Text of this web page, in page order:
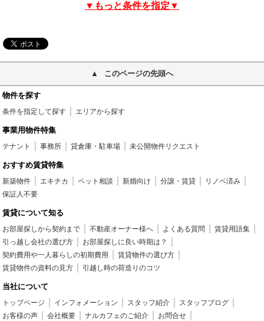
▼もっと条件を指定▼
このページの先頭へ
物件を探す
条件を指定して探す エリアから探す
事業用物件特集
テナント 事務所 貸倉庫・駐車場 未公開物件リクエスト
おすすめ賃貸特集
新築物件 エキチカ ペット相談 新婚向け 分譲・賃貸
リノベ済み
保証人不要
賃貸について知る
お部屋探しから契約まで 不動産オーナー様へ よくある質問
賃貸用語集
引っ越し会社の選び方
お部屋探しに良い時期は？
契約費用や一人暮らしの初期費用
賃貸物件の選び方
賃貸物件の資料の見方
引越し時の荷造りのコツ
当社について
トップページ インフォメーション スタッフ紹介
スタッフブログ
お客様の声
会社概要 ナルカフェのご紹介
お問合せ